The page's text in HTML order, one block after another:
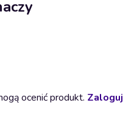
ocenić produkt. Zaloguj